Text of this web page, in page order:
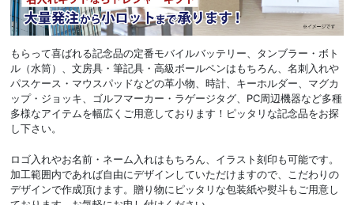
もらって喜ばれる記念品の定番モバイルバッテリー、タンブラー・ボト
ル（水筒）、文房具・筆記具・高級ボールペンはもちろん、名刺入れや
パスケース・マウスパッドなどの革小物、時計、キーホルダー、マグカ
ップ・ジョッキ、ゴルフマーカー・ラゲージタグ、PC周辺機器など多種
多様なアイテムを幅広くご用意しております！ピッタリな記念品をお探
し下さい。
ロゴ入れやお名前・ネーム入れはもちろん、イラスト刻印も可能です。
加工範囲内であれば自由にデザインしていただけますので、こだわりの
デザインで作成頂けます。贈り物にピッタリな包装紙や熨斗もご用意し